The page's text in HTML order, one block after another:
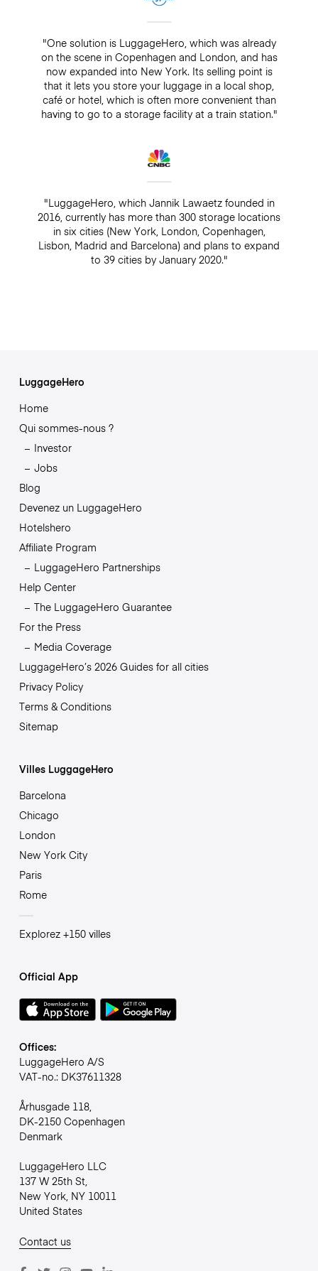
"One solution is LuggageHero, which was already
on the scene in Copenhagen and London, and has
now expanded into New York. Its selling point is
that it lets you store your luggage in a local shop,
café or hotel, which is often more convenient than
having to go to a storage facility at a train station."
"LuggageHero, which Jannik Lawaetz founded in
2016, currently has more than 300 storage locations
in six cities (New York, London, Copenhagen,
Lisbon, Madrid and Barcelona) and plans to expand
to 39 cities by January 2020."
LuggageHero
Home
Qui sommes-nous ?
Investor
Jobs
Blog
Devenez un LuggageHero
Hotelshero
Affiliate Program
LuggageHero Partnerships
Help Center
The LuggageHero Guarantee
For the Press
Media Coverage
LuggageHero’s 2026 Guides for all cities
Privacy Policy
Terms & Conditions
Sitemap
Villes LuggageHero
Barcelona
Chicago
London
New York City
Paris
Rome
Explorez +150 villes
Official App
Offices:
LuggageHero A/S
VAT-no.: DK37611328
Århusgade 118,
DK-2150 Copenhagen
Denmark
LuggageHero LLC
137 W 25th St,
New York, NY 10011
United States
Contact us